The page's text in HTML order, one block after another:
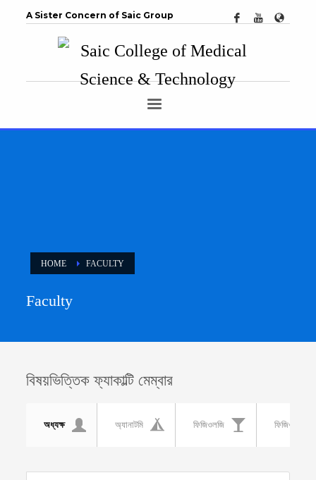
A Sister Concern of Saic Group
HOME FACULTY
Faculty
বিষয়ভিত্তিক ফ্যাকাল্টি মেম্বার
অধ্যক্ষ অ্যানাটমি ফিজিওলজি ফিজিওথেরাপি